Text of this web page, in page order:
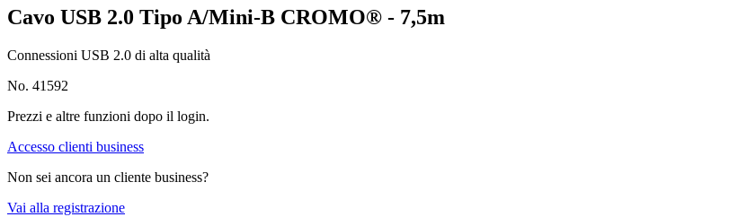
Cavo USB 2.0 Tipo A/Mini-B CROMO® - 7,5m
Connessioni USB 2.0 di alta qualità
No. 41592
Prezzi e altre funzioni dopo il login.
Accesso clienti business
Non sei ancora un cliente business?
Vai alla registrazione